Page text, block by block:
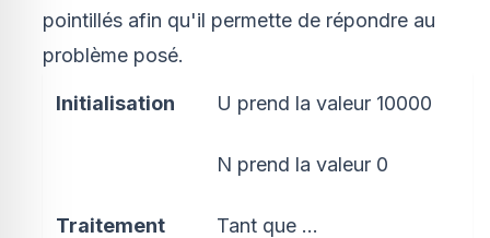
pointillés afin qu'il permette de répondre au
problème posé.
Initialisation U prend la valeur 10000
N prend la valeur 0
Traitement Tant que ...